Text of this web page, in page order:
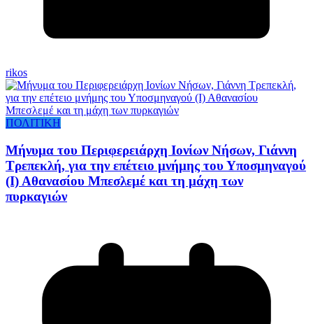
rikos
ΠΟΛΙΤΙΚΗ
Μήνυμα του Περιφερειάρχη Ιονίων Νήσων, Γιάννη
Τρεπεκλή, για την επέτειο μνήμης του Υποσμηναγού
(Ι) Αθανασίου Μπεσλεμέ και τη μάχη των
πυρκαγιών